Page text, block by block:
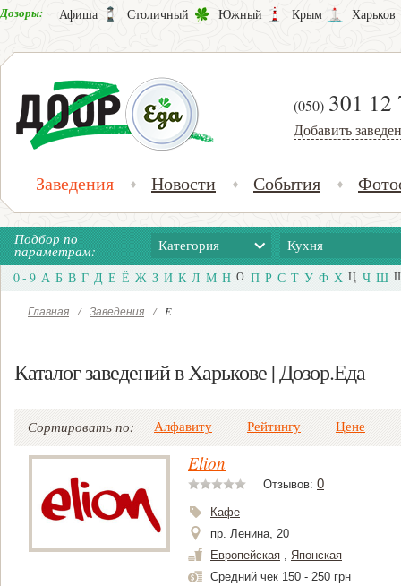
Дозоры: Афиша Столичный Южный Крым Харьков
(050) 301 12
Добавить
Заведения Новости События
Подбор по
параметрам: Категория Кухня
0 - 9 А Б В Г Д Е Ё Ж З И К Л М Н О П Р С Т У Ф Х Ц Ч Ш
Главная / Заведения / E
Каталог заведений в Харькове | Дозор.Еда
Сортировать по: Алфавиту Рейтингу Цене
Elion
Отзывов: 0
Кафе
пр. Ленина, 20
Европейская , Японская
Средний чек 150 - 250 грн